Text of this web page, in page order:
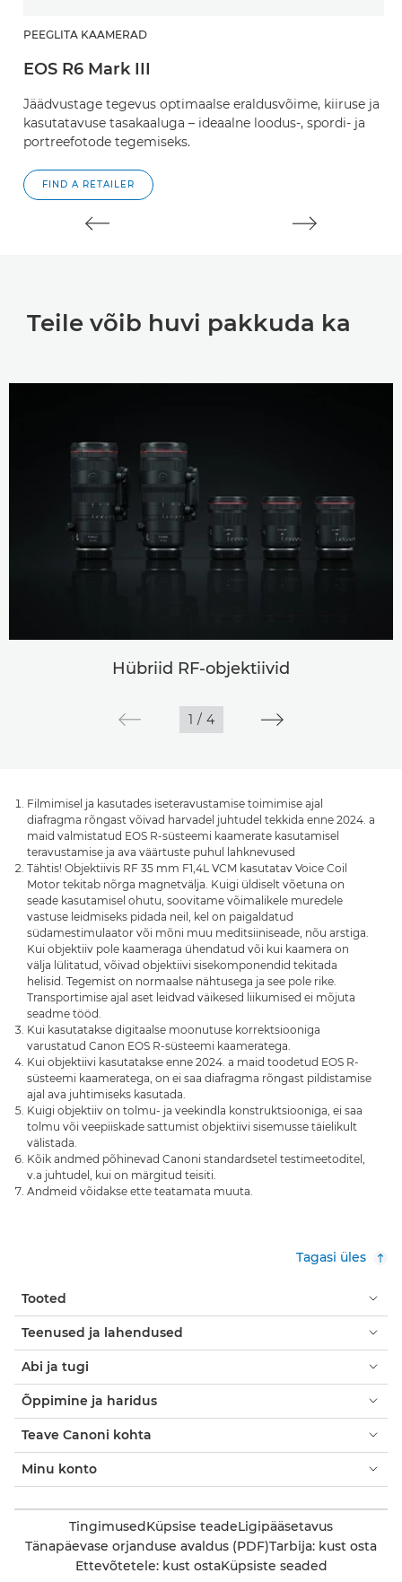
PEEGLITA KAAMERAD
EOS R6 Mark III
Jäädvustage tegevus optimaalse eraldusvõime, kiiruse ja
kasutatavuse tasakaaluga – ideaalne loodus-, spordi- ja
portreefotode tegemiseks.
FIND A RETAILER
Teile võib huvi pakkuda ka
Hübriid RF-objektiivid
1 / 4
Filmimisel ja kasutades iseteravustamise toimimise ajal
diafragma rõngast võivad harvadel juhtudel tekkida enne 2024. a
maid valmistatud EOS R-süsteemi kaamerate kasutamisel
teravustamise ja ava väärtuste puhul lahknevused
Tähtis! Objektiivis RF 35 mm F1,4L VCM kasutatav Voice Coil
Motor tekitab nõrga magnetvälja. Kuigi üldiselt võetuna on
seade kasutamisel ohutu, soovitame võimalikele muredele
vastuse leidmiseks pidada neil, kel on paigaldatud
südamestimulaator või mõni muu meditsiiniseade, nõu arstiga.
Kui objektiiv pole kaameraga ühendatud või kui kaamera on
välja lülitatud, võivad objektiivi sisekomponendid tekitada
helisid. Tegemist on normaalse nähtusega ja see pole rike.
Transportimise ajal aset leidvad väikesed liikumised ei mõjuta
seadme tööd.
Kui kasutatakse digitaalse moonutuse korrektsiooniga
varustatud Canon EOS R-süsteemi kaameratega.
Kui objektiivi kasutatakse enne 2024. a maid toodetud EOS R-
süsteemi kaameratega, on ei saa diafragma rõngast pildistamise
ajal ava juhtimiseks kasutada.
Kuigi objektiiv on tolmu- ja veekindla konstruktsiooniga, ei saa
tolmu või veepiiskade sattumist objektiivi sisemusse täielikult
välistada.
Kõik andmed põhinevad Canoni standardsetel testimeetoditel,
v.a juhtudel, kui on märgitud teisiti.
Andmeid võidakse ette teatamata muuta.
Tagasi üles
Tooted
Teenused ja lahendused
Abi ja tugi
Õppimine ja haridus
Teave Canoni kohta
Minu konto
TingimusedKüpsise teadeLigipääsetavus
Tänapäevase orjanduse avaldus (PDF)Tarbija: kust osta
Ettevõtetele: kust ostaKüpsiste seaded